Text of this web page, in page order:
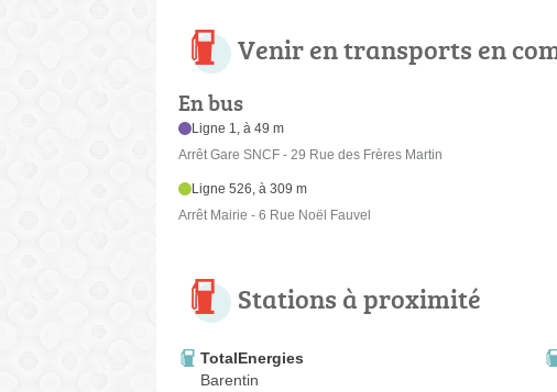
Venir en transports en
En bus
Ligne 1, à 49 m
Arrêt Gare SNCF - 29 Rue des Frères Martin
Ligne 526, à 309 m
Arrêt Mairie - 6 Rue Noël Fauvel
Stations à proximité
TotalEnergies
Barentin